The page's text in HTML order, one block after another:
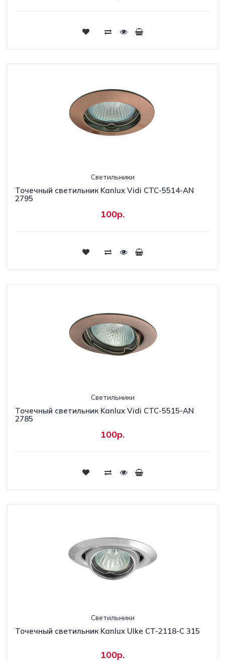
Светильники
Точечный светильник Kanlux Vidi CTC-5514-AN
2795
100р.
Светильники
Точечный светильник Kanlux Vidi CTC-5515-AN
2785
100р.
Светильники
Точечный светильник Kanlux Ulke CT-2118-C 315
100р.